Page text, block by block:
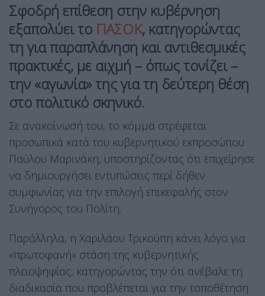
Σφοδρή επίθεση στην κυβέρνηση
εξαπολύει το ΠΑΣΟΚ, κατηγορώντας
τη για παραπλάνηση και αντιθεσμικές
πρακτικές, με αιχμή – όπως τονίζει –
την «αγωνία» της για τη δεύτερη θέση
στο πολιτικό σκηνικό.
Σε ανακοίνωσή του, το κόμμα στρέφεται
προσωπικά κατά του κυβερνητικού εκπροσώπου
Παύλου Μαρινάκη, υποστηρίζοντας ότι επιχείρησε
να δημιουργήσει εντυπώσεις περί δήθεν
συμφωνίας για την επιλογή επικεφαλής στον
Συνήγορος του Πολίτη.
Παράλληλα, η Χαριλάου Τρικούπη κάνει λόγο για
«πρωτοφανή» στάση της κυβερνητικής
πλειοψηφίας, κατηγορώντας την ότι ανέβαλε τη
διαδικασία που προβλέπεται για την τοποθέτηση